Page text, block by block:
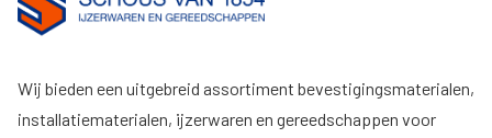
Wij bieden een uitgebreid assortiment bevestigingsmaterialen,
installatiematerialen, ijzerwaren en gereedschappen voor